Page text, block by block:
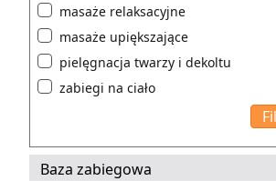
masaże relaksacyjne
masaże upiększające
pielęgnacja twarzy i dekoltu
zabiegi na ciało
Baza zabiegowa